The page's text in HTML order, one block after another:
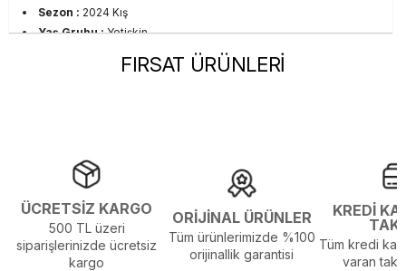
Sezon : 2024 Kış
Yaş Grubu :Yetişkin
Stüdyo Çekim Ortamında Bulunan Işık ve
Gölgelenmelerden Dolayı Renk Farklılıkları Olabilir
FIRSAT ÜRÜNLERİ
ÜCRETSİZ KARGO
500 TL üzeri
siparişlerinizde ücretsiz
kargo
ORİJİNAL ÜRÜNLER
Tüm ürünlerimizde %100
orijinallik garantisi
KREDİ
Tüm kredi
varan